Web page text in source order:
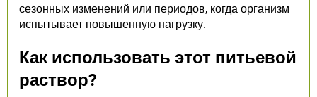
сезонных изменений или периодов, когда организм
испытывает повышенную нагрузку.
Как использовать этот питьевой
раствор?